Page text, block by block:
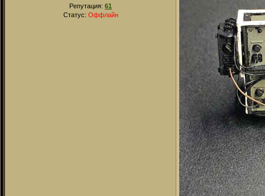
Репутация: 61
Статус: Оффлайн